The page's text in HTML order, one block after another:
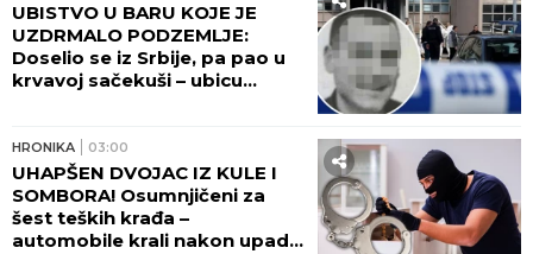
UBISTVO U BARU KOJE JE
UZDRMALO PODZEMLJE:
Doselio se iz Srbije, pa pao u
krvavoj sačekuši – ubicu
HRONIKA 03:00
UHAPŠEN DVOJAC IZ KULE I
SOMBORA! Osumnjičeni za
šest teških krađa –
automobile krali nakon upada